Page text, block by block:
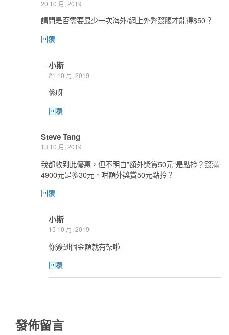
20 10 月, 2019
請問是否需要最少一次海外/網上外㢢簽脹才能得$50？
回覆
小斯
21 10 月, 2019
係呀
回覆
Steve Tang
13 10 月, 2019
我都收到此優惠，但不明白”額外獎賞50元“是點拎？簽滿
4900元是多30元，咁額外獎賞50元點拎？
回覆
小斯
15 10 月, 2019
你簽到個金額就有架啦
回覆
發佈留言